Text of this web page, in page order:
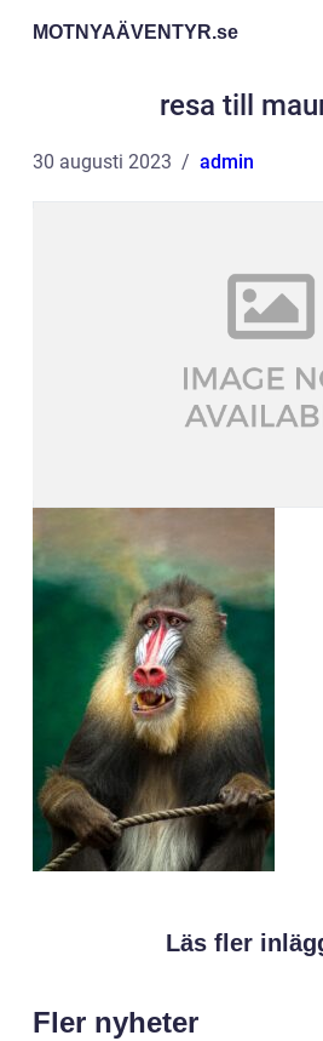
MOTNYAÄVENTYR.se
resa till
30 augusti 2023 admin
Läs fler
Fler nyheter